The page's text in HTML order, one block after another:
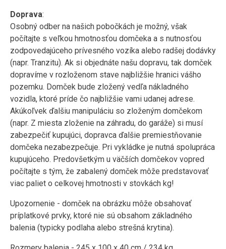
Doprava:
Osobný odber na našich pobočkách je možný, však
počítajte s veľkou hmotnosťou domčeka a s nutnosťou
zodpovedajúceho prívesného vozíka alebo radšej dodávky
(napr. Tranzitu). Ak si objednáte našu dopravu, tak domček
dopravíme v rozloženom stave najbližšie hranici vášho
pozemku. Domček bude zložený vedľa nákladného
vozidla, ktoré príde čo najbližšie vami udanej adrese.
Akúkoľvek ďalšiu manipuláciu so zloženým domčekom
(napr. Z miesta zloženie na záhradu, do garáže) si musí
zabezpečiť kupujúci, dopravca ďalšie premiestňovanie
domčeka nezabezpečuje. Pri vykládke je nutná spolupráca
kupujúceho. Predovšetkým u väčších domčekov vopred
počítajte s tým, že zabalený domček môže predstavovať
viac paliet o celkovej hmotnosti v stovkách kg!
Upozornenie - domček na obrázku môže obsahovať
príplatkové prvky, ktoré nie sú obsahom základného
balenia (typicky podlaha alebo strešná krytina).